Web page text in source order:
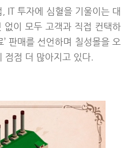
투자에 심혈을 기울이는 대
없이 모두 고객과 직접 컨택하
판매를 선언하며 칠성몰을 오
점점 더 많아지고 있다.